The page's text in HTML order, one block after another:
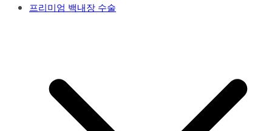
프리미엄 백내장 수술